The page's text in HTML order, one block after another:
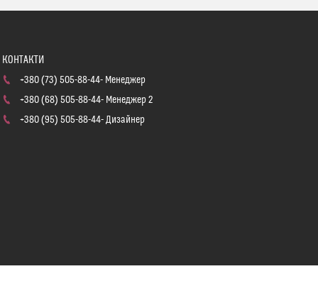
+380 (73) 505-88-44 Менеджер
+380 (68) 505-88-44 Менеджер 2
+380 (95) 505-88-44 Дизайнер